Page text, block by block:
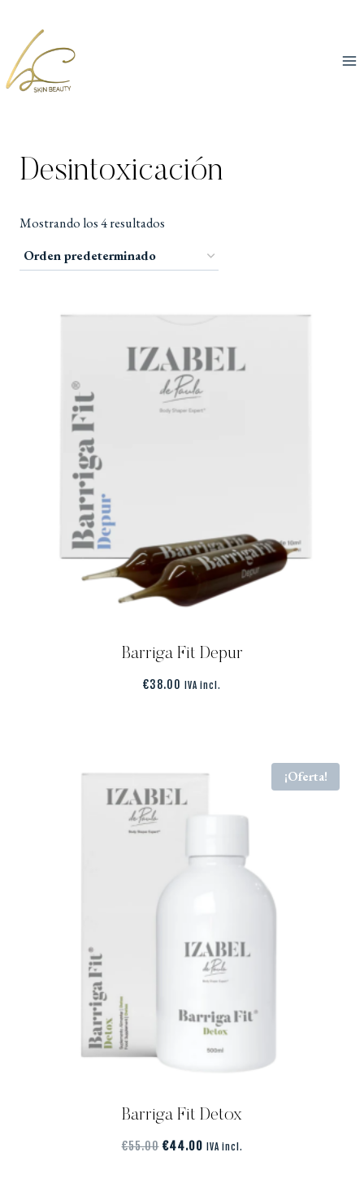
Desintoxicación
Mostrando los 4 resultados
Barriga Fit Depur
€38.00 IVA incl.
¡Oferta!
Barriga Fit Detox
€55.00 €44.00 IVA incl.